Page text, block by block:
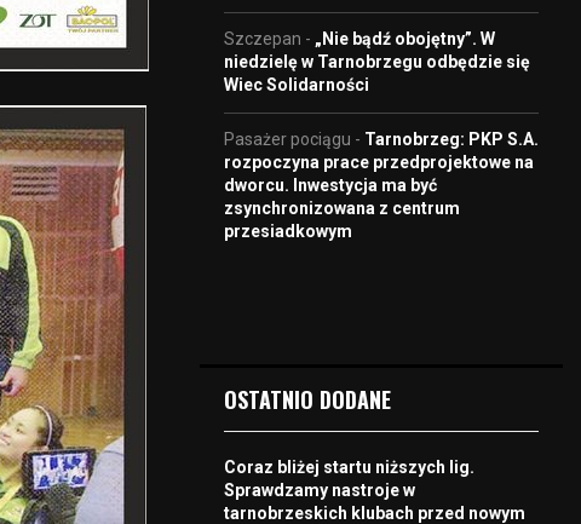
Szczepan - „Nie bądź obojętny”. W
niedzielę w Tarnobrzegu odbędzie się
Wiec Solidarności
Pasażer pociągu - Tarnobrzeg: PKP S.A.
rozpoczyna prace przedprojektowe na
dworcu. Inwestycja ma być
zsynchronizowana z centrum
przesiadkowym
OSTATNIO DODANE
Coraz bliżej startu niższych lig.
Sprawdzamy nastroje w
tarnobrzeskich klubach przed nowym